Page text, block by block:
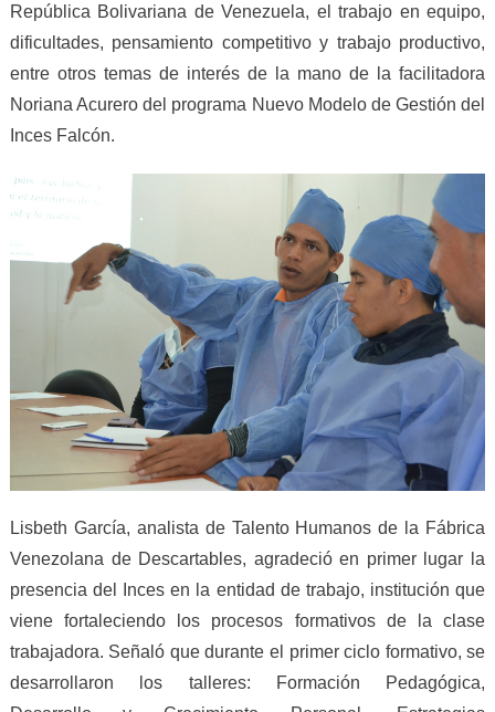
República Bolivariana de Venezuela, el trabajo en equipo,
dificultades, pensamiento competitivo y trabajo productivo,
entre otros temas de interés de la mano de la facilitadora
Noriana Acurero del programa Nuevo Modelo de Gestión del
Inces Falcón.
Lisbeth García, analista de Talento Humanos de la Fábrica
Venezolana de Descartables, agradeció en primer lugar la
presencia del Inces en la entidad de trabajo, institución que
viene fortaleciendo los procesos formativos de la clase
trabajadora. Señaló que durante el primer ciclo formativo, se
desarrollaron los talleres: Formación Pedagógica,